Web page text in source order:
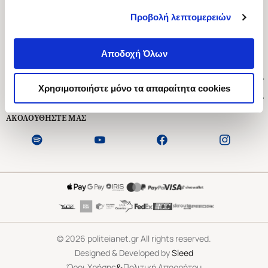
Προβολή λεπτομερειών
Αποδοχή Όλων
Χρησιμοποιήστε μόνο τα απαραίτητα cookies
Ασκληπιού 1-3, Αθήνα 106 79
Δευτέρα - Παρασκευή 09:00-21:00
Εξυπηρέτηση Πελατών
ΑΚΟΛΟΥΘΗΣΤΕ ΜΑΣ
©2026 politeianet.gr All rights reserved.
Designed & Developed bySleed